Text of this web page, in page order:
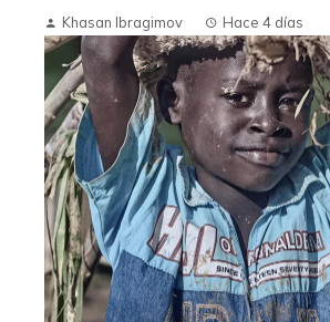
Khasan Ibragimov Hace 4 días